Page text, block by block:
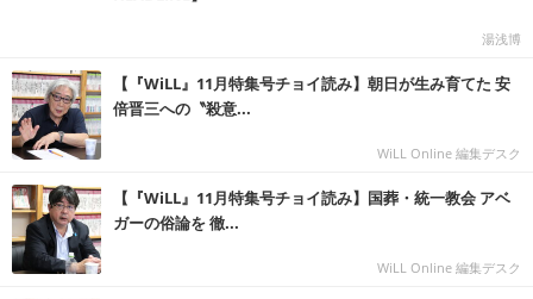
湯浅博
【『WiLL』11月特集号チョイ読み】朝日が生み育てた 安
倍晋三への〝殺意...
WiLL Online 編集デスク
【『WiLL』11月特集号チョイ読み】国葬・統一教会 アベ
ガーの俗論を 徹...
WiLL Online 編集デスク